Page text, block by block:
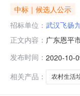
中标｜候选人公示
招标单位： 武汉飞扬
正文内容： 广东恩平
号等，如
司
发布时间： 2020-10-
相关产品：
农村生活